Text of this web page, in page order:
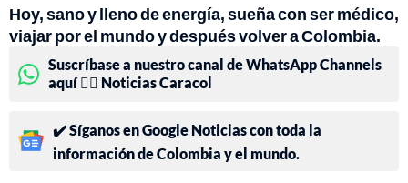
Hoy, sano y lleno de energía, sueña con ser médico,
viajar por el mundo y después volver a Colombia.
Suscríbase a nuestro canal de WhatsApp Channels
aquí 👉🏻 Noticias Caracol
✔️ Síganos en Google Noticias con toda la
información de Colombia y el mundo.